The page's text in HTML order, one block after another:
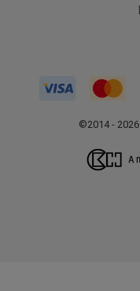
©2014 -